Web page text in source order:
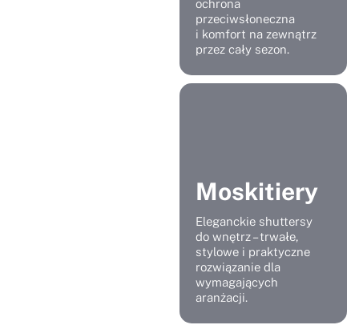
ochrona
przeciwsłoneczna
i komfort na zewnątrz
przez cały sezon.
Moskitiery
Eleganckie shuttersy
do wnętrz – trwałe,
stylowe i praktyczne
rozwiązanie dla
wymagających
aranżacji.